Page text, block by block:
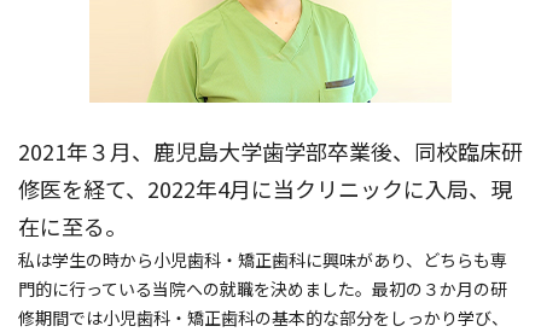
2021年３月、鹿児島大学歯学部卒業後、同校臨床研
修医を経て、2022年4月に当クリニックに入局、現
在に至る。
私は学生の時から小児歯科・矯正歯科に興味があり、どちらも専
門的に行っている当院への就職を決めました。最初の３か月の研
修期間では小児歯科・矯正歯科の基本的な部分をしっかり学び、